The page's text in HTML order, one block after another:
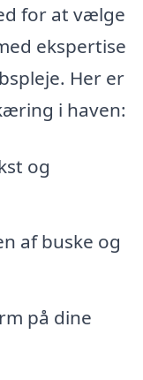
for at vælge
ekspertise
Her er
i haven:
og
af buske og
på dine